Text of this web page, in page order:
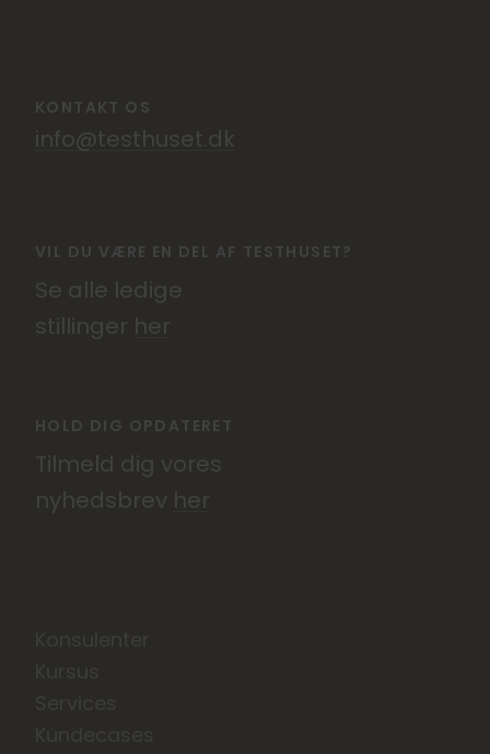
KONTAKT OS
info@testhuset.dk
VIL DU VÆRE EN DEL AF TESTHUSET?
Se alle ledige
stillinger her
HOLD DIG OPDATERET
Tilmeld dig vores
nyhedsbrev her